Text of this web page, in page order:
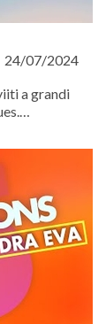
24/07/2024
a grandi
artistique